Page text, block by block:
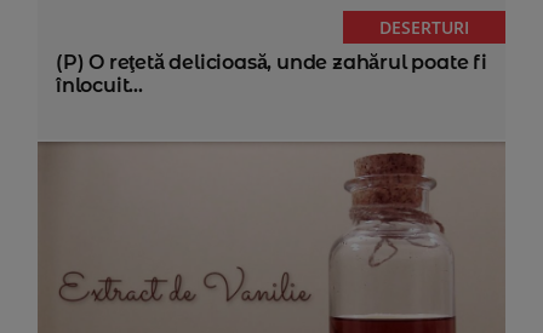
DESERTURI
(P) O reţetă delicioasă, unde zahărul poate fi
înlocuit...